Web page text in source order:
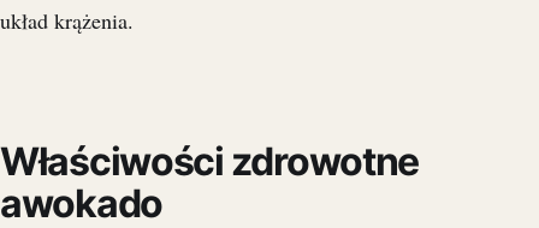
układ krążenia.
Właściwości zdrowotne
awokado